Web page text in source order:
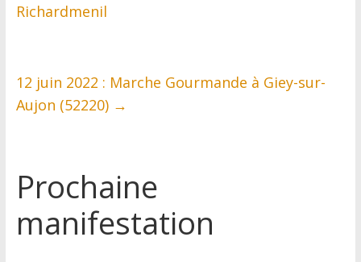
Richardmenil
12 juin 2022 : Marche Gourmande à Giey-sur-
Aujon (52220) →
Prochaine
manifestation